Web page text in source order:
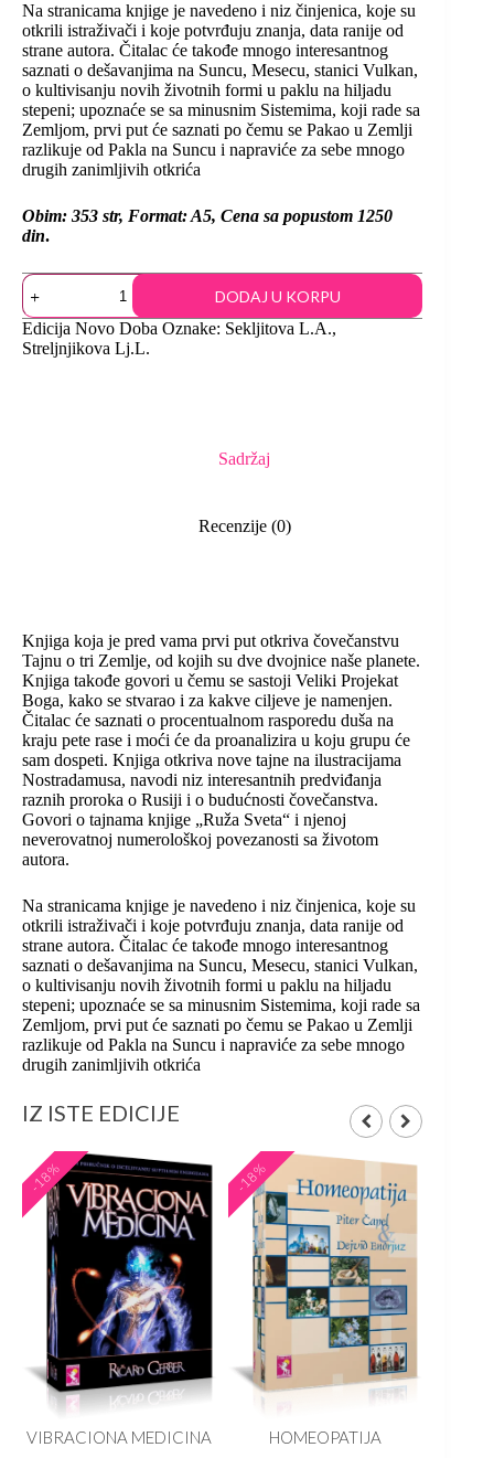
Na stranicama knjige je navedeno i niz činjenica, koje su
otkrili istraživači i koje potvrđuju znanja, data ranije od
strane autora. Čitalac će takođe mnogo interesantnog
saznati o dešavanjima na Suncu, Mesecu, stanici Vulkan,
o kultivisanju novih životnih formi u paklu na hiljadu
stepeni; upoznaće se sa minusnim Sistemima, koji rade sa
Zemljom, prvi put će saznati po čemu se Pakao u Zemlji
razlikuje od Pakla na Suncu i napraviće za sebe mnogo
drugih zanimljivih otkrića
Obim: 353 str, Format: A5, Cena sa popustom 1250
din.
DODAJ U KORPU
Edicija Novo Doba Oznake: Sekljitova L.A.,
Streljnjikova Lj.L.
Sadržaj
Recenzije (0)
Knjiga koja je pred vama prvi put otkriva čovečanstvu
Tajnu o tri Zemlje, od kojih su dve dvojnice naše planete.
Knjiga takođe govori u čemu se sastoji Veliki Projekat
Boga, kako se stvarao i za kakve ciljeve je namenjen.
Čitalac će saznati o procentualnom rasporedu duša na
kraju pete rase i moći će da proanalizira u koju grupu će
sam dospeti. Knjiga otkriva nove tajne na ilustracijama
Nostradamusa, navodi niz interesantnih predviđanja
raznih proroka o Rusiji i o budućnosti čovečanstva.
Govori o tajnama knjige „Ruža Sveta“ i njenoj
neverovatnoj numerološkoj povezanosti sa životom
autora.
Na stranicama knjige je navedeno i niz činjenica, koje su
otkrili istraživači i koje potvrđuju znanja, data ranije od
strane autora. Čitalac će takođe mnogo interesantnog
saznati o dešavanjima na Suncu, Mesecu, stanici Vulkan,
o kultivisanju novih životnih formi u paklu na hiljadu
stepeni; upoznaće se sa minusnim Sistemima, koji rade sa
Zemljom, prvi put će saznati po čemu se Pakao u Zemlji
razlikuje od Pakla na Suncu i napraviće za sebe mnogo
drugih zanimljivih otkrića
IZ ISTE EDICIJE
-18%
VIBRACIONA MEDICINA
-18%
HOMEOPATIJA